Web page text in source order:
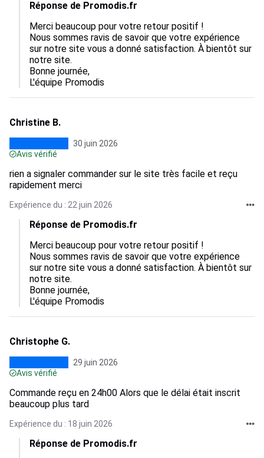
Réponse de Promodis.fr
Merci beaucoup pour votre retour positif !
Nous sommes ravis de savoir que votre expérience
sur notre site vous a donné satisfaction. À bientôt sur
notre site.
Bonne journée,
L'équipe Promodis
Christine B.
30 juin 2026
Avis vérifié
rien a signaler commander sur le site très facile et reçu
rapidement merci
Expérience du : 22 juin 2026
Réponse de Promodis.fr
Merci beaucoup pour votre retour positif !
Nous sommes ravis de savoir que votre expérience
sur notre site vous a donné satisfaction. À bientôt sur
notre site.
Bonne journée,
L'équipe Promodis
Christophe G.
29 juin 2026
Avis vérifié
Commande reçu en 24h00 Alors que le délai était inscrit
beaucoup plus tard
Expérience du : 18 juin 2026
Réponse de Promodis.fr